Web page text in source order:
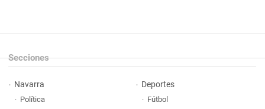
Secciones
Navarra
Política
Deportes
Fútbol